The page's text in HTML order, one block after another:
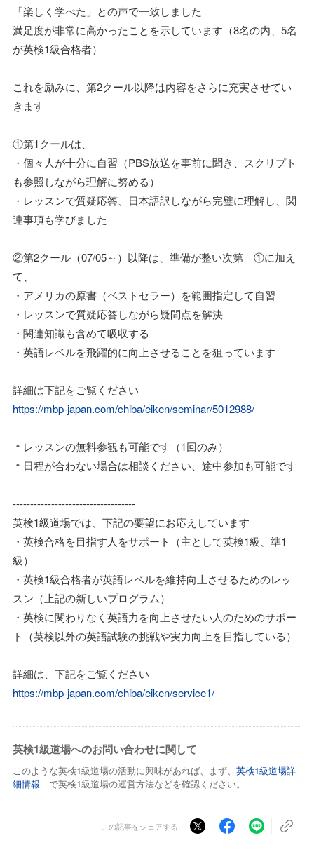
「楽しく学べた」との声で一致しました
満足度が非常に高かったことを示しています（8名の内、5名
が英検1級合格者）
これを励みに、第2クール以降は内容をさらに充実させてい
きます
①第1クールは、
・個々人が十分に自習（PBS放送を事前に聞き、スクリプト
も参照しながら理解に努める）
・レッスンで質疑応答、日本語訳しながら完璧に理解し、関
連事項も学びました
②第2クール（07/05～）以降は、準備が整い次第 ①に加え
て、
・アメリカの原書（ベストセラー）を範囲指定して自習
・レッスンで質疑応答しながら疑問点を解決
・関連知識も含めて吸収する
・英語レベルを飛躍的に向上させることを狙っています
詳細は下記をご覧ください
https://mbp-japan.com/chiba/eiken/seminar/5012988/
＊レッスンの無料参観も可能です（1回のみ）
＊日程が合わない場合は相談ください、途中参加も可能です
-----------------------------------
英検1級道場では、下記の要望にお応えしています
・英検合格を目指す人をサポート（主として英検1級、準1
級）
・英検1級合格者が英語レベルを維持向上させるためのレッ
スン（上記の新しいプログラム）
・英検に関わりなく英語力を向上させたい人のためのサポー
ト（英検以外の英語試験の挑戦や実力向上を目指している）
詳細は、下記をご覧ください
https://mbp-japan.com/chiba/eiken/service1/
英検1級道場へのお問い合わせに関して
このような英検1級道場の活動に興味があれば、まず、 英検1級道場詳
細情報 で英検1級道場の運営方法などを確認ください。
この記事をシェアする